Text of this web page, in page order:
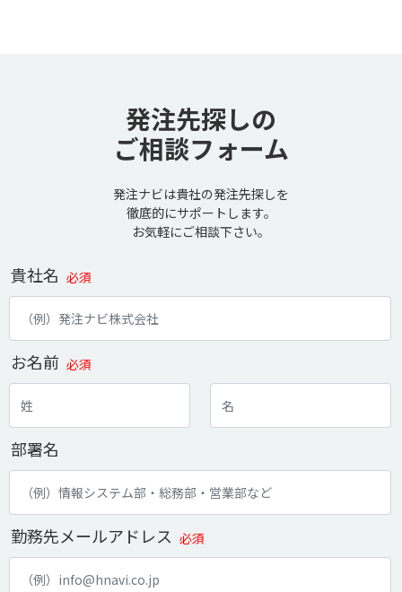
発注先探しの
ご相談フォーム
発注ナビは貴社の発注先探しを
徹底的にサポートします。
お気軽にご相談下さい。
貴社名 必須
お名前 必須
部署名
勤務先メールアドレス 必須